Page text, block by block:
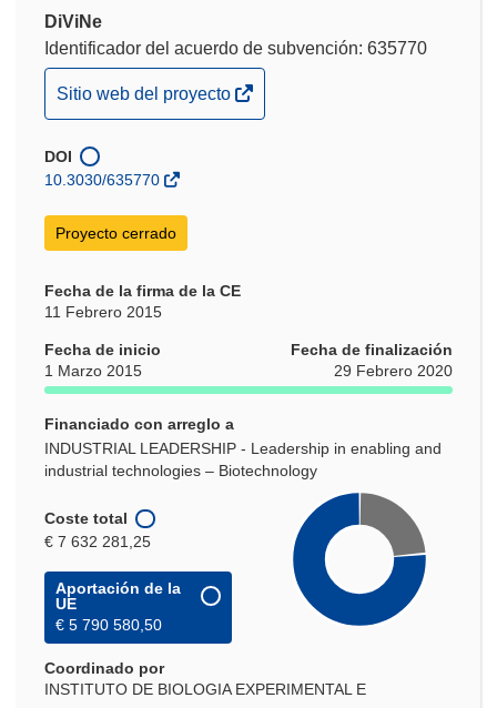
DiViNe
Identificador del acuerdo de subvención: 635770
(se
abrirá
una
ventana)
Sitio web del proyecto
DOI
10.3030/635770
Proyecto cerrado
Fecha de la firma de la CE
11 Febrero 2015
Fecha de inicio
1 Marzo 2015
Fecha de finalización
29 Febrero 2020
Financiado con arreglo a
INDUSTRIAL LEADERSHIP - Leadership in enabling and
industrial technologies – Biotechnology
Coste total
€ 7 632 281,25
Aportación de la
UE
€ 5 790 580,50
Coordinado por
INSTITUTO DE BIOLOGIA EXPERIMENTAL E